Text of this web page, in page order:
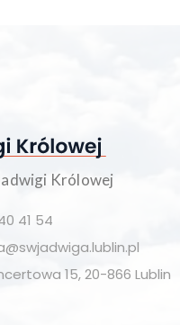
Królowej
41 54
15, 20-866 Lublin